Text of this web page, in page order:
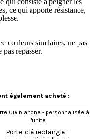
qui consiste à peigner les
ce qui apporte résistance,
couleurs similaires, ne pas
repasser.
également acheté :
Porte-clé rectangle -